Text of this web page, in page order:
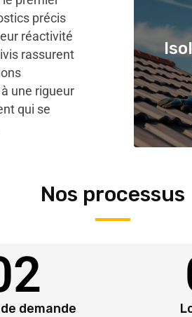
précis
réactivité
rassurent
une rigueur
qui se
Nos processus
demande